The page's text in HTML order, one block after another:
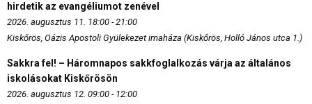
hirdetik az evangéliumot zenével
2026. augusztus 11. 18:00 - 21:00
Kiskőrös, Oázis Apostoli Gyülekezet imaháza (Kiskőrös, Holló János utca 1.)
Sakkra fel! – Háromnapos sakkfoglalkozás várja az általános
iskolásokat Kiskőrösön
2026. augusztus 12. 09:00 - 12:00